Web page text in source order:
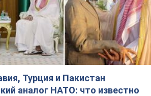
Турция и Пакистан
аналог НАТО: что известно